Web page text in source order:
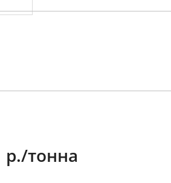
р./тонна